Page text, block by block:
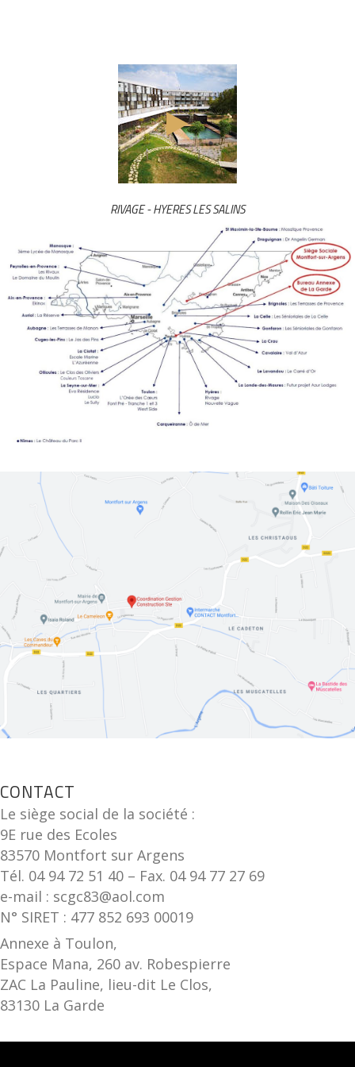
RIVAGE - HYERES LES SALINS
CONTACT
Le siège social de la société :
9E rue des Ecoles
83570 Montfort sur Argens
Tél. 04 94 72 51 40 – Fax. 04 94 77 27 69
e-mail : scgc83@aol.com
N° SIRET : 477 852 693 00019
Annexe à Toulon,
Espace Mana, 260 av. Robespierre
ZAC La Pauline, lieu-dit Le Clos,
83130 La Garde